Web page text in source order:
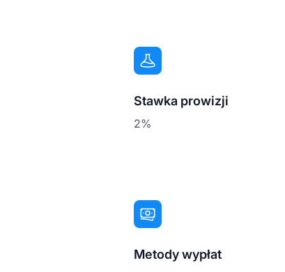
Stawka prowizji
2%
Metody wypłat